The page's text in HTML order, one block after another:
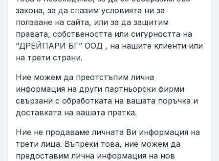
закона, за да спазим условията ни за
ползване на сайта, или за да защитим
правата, собствеността или сигурността на
“ДРЕЙПАРИ БГ” ООД , на нашите клиенти или
на трети страни.
Ние можем да преотстъпим лична
информация на други партньорски фирми
свързани с обработката на вашата поръчка и
доставката на вашата пратка.
Ние не продаваме личната Ви информация на
трети лица. Въпреки това, ние можем да
предоставим лична информация на нов